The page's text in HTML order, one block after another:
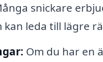
snickare
leda till lägre
Om du har en